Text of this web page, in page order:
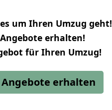
um Ihren Umzug geht!
erhalten!
für Ihren Umzug!
erhalten